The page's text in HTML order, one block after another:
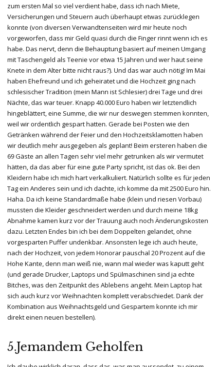
zum ersten Mal so viel verdient habe, dass ich nach Miete,
Versicherungen und Steuern auch überhaupt etwas zurücklegen
konnte (von diversen Verwandtenseiten wird mir heute noch
vorgeworfen, dass mir Geld quasi durch die Finger rinnt wenn ich es
habe. Das nervt, denn die Behauptung basiert auf meinen Umgang
mit Taschengeld als Teenie vor etwa 15 Jahren und wer haut seine
Knete in dem Alter bitte nicht raus?). Und das war auch nötig! Im Mai
haben Ehefreund und ich geheiratet und die Hochzeit ging nach
schlesischer Tradition (mein Mann ist Schlesier) drei Tage und drei
Nächte, das war teuer. Knapp 40.000 Euro haben wir letztendlich
hingeblättert, eine Summe, die wir nur deswegen stemmen konnten,
weil wir ordentlich gespart hatten. Gerade bei Posten wie den
Getränken während der Feier und den Hochzeitsklamotten haben
wir deutlich mehr ausgegeben als geplant! Beim ersteren haben die
69 Gäste an allen Tagen sehr viel mehr getrunken als wir vermutet
hätten, da das aber für eine gute Party spricht, ist das ok. Bei den
Kleidern habe ich mich hart verkalkuliert. Natürlich sollte es für jeden
Tag ein Anderes sein und ich dachte, ich komme da mit 2500 Euro hin.
Haha. Da ich keine Standardmaße habe (klein und riesen Vorbau)
mussten die Kleider geschneidert werden und durch meine 18kg
Abnahme kamen kurz vor der Trauung auch noch Änderungskosten
dazu. Letzten Endes bin ich bei dem Doppelten gelandet, ohne
vorgesparten Puffer undenkbar. Ansonsten lege ich auch heute,
nach der Hochzeit, von jedem Honorar pauschal 20 Prozent auf die
Hohe Kante, denn man weiß nie, wann mal wieder was kaputt geht
(und gerade Drucker, Laptops und Spülmaschinen sind ja echte
Bitches, was den Zeitpunkt des Ablebens angeht. Mein Laptop hat
sich auch kurz vor Weihnachten komplett verabschiedet. Dank der
Kombination aus Weihnachtsgeld und Gespartem konnte ich mir
direkt einen neuen bestellen).
5.Jemandem Geholfen